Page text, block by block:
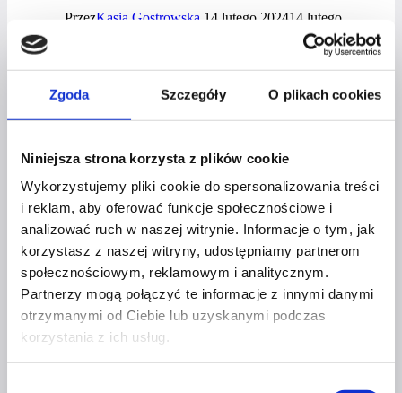
Zgoda Szczegóły O plikach cookies
Niniejsza strona korzysta z plików cookie
Wykorzystujemy pliki cookie do spersonalizowania treści
i reklam, aby oferować funkcje społecznościowe i
analizować ruch w naszej witrynie. Informacje o tym, jak
korzystasz z naszej witryny, udostępniamy partnerom
społecznościowym, reklamowym i analitycznym.
Partnerzy mogą połączyć te informacje z innymi danymi
otrzymanymi od Ciebie lub uzyskanymi podczas
korzystania z ich usług.
PrzezKasia Gostrowska 14 lutego 202414 lutego
Dowiedz się więcej
Karwowska
–
z kobietą
biznesu
BUSINESS & LIFE
JAK BUDOWAĆ WIDOCZNOŚĆ
ONLINE KOBIETY
PRZEDSIĘBIORCZEJ,
EKSPERTKI, LIDERKI?